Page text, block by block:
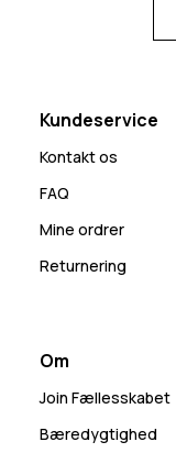
Kundeservice
Kontakt os
FAQ
Mine ordrer
Returnering
Om
Join Fællesskabet
Bæredygtighed